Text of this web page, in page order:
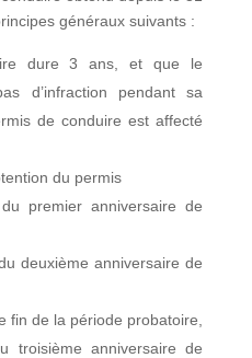
généraux suivants :
dure 3 ans, et que le
d’infraction pendant sa
de conduire est affecté
du permis
premier anniversaire de
deuxième anniversaire de
fin de la période probatoire,
troisième anniversaire de